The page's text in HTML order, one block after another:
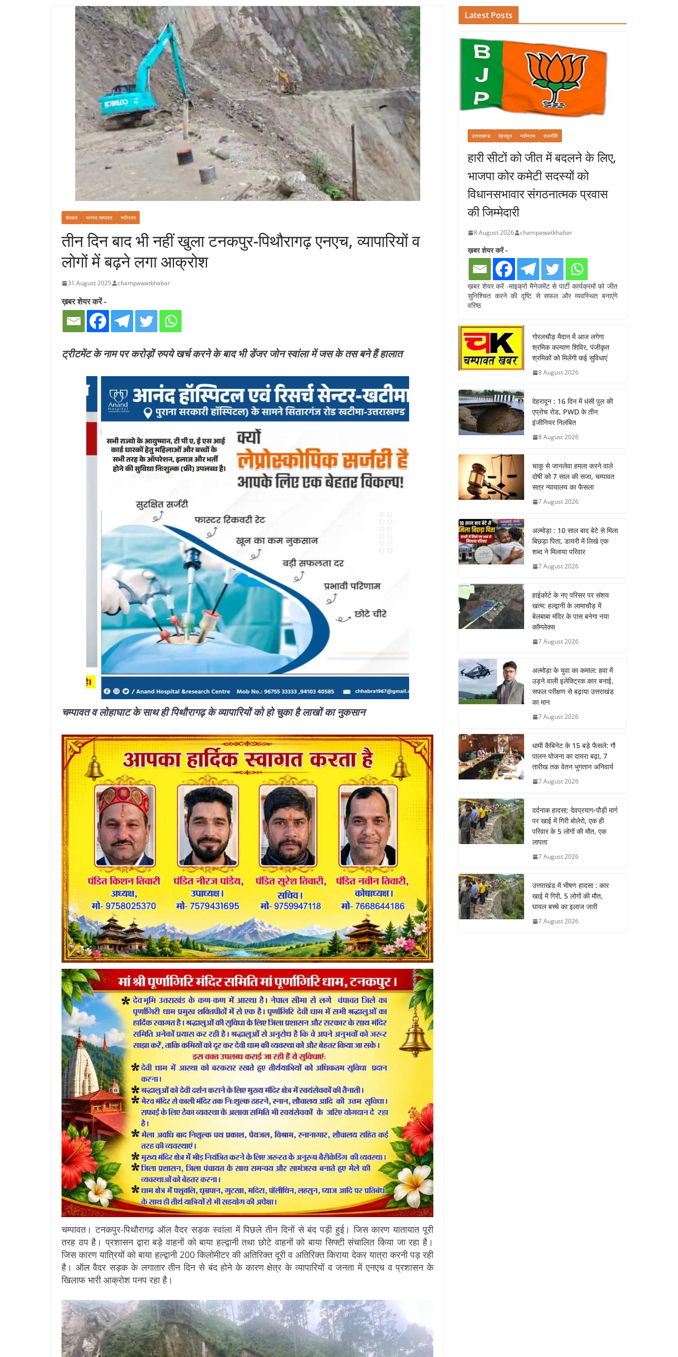
चंपावत जनपद चम्पावत नवीनतम
तीन दिन बाद भी नहीं खुला टनकपुर-पिथौरागढ़ एनएच, व्यापारियों व
लोगों में बढ़ने लगा आक्रोश
31 August 2025 champawatkhabar
ख़बर शेयर करें -
ट्रीटमेंट के नाम पर करोड़ों रुपये खर्च करने के बाद भी डेंजर जोन स्वांला में जस के तस बने हैं हालात
चम्पावत व लोहाघाट के साथ ही पिथौरागढ़ के व्यापारियों को हो चुका है लाखों का नुकसान
चम्पावत। टनकपुर-पिथौरागढ़ ऑल वैदर सड़क स्वांला में पिछले तीन दिनों से बंद पड़ी हुई। जिस कारण यातायात पूरी
तरह ठप है। प्रशासन द्वारा बड़े वाहनों को बाया हल्द्वानी तथा छोटे वाहनों को बाया सिफ्टी संचालित किया जा रहा है।
जिस कारण यात्रियों को बाया हल्द्वानी 200 किलोमीटर की अतिरिक्त दूरी व अतिरिक्त किराया देकर यात्रा करनी पड़ रही
है। ऑल वैदर सड़क के लगातार तीन दिन से बंद होने के कारण क्षेत्र के व्यापारियों व जनता में एनएच व प्रशासन के
खिलाफ भारी आक्रोश पनप रहा है।
Latest Posts
उत्तराखण्ड देहरादून नवीनतम राजनीति
हारी सीटों को जीत में बदलने के लिए,
भाजपा कोर कमेटी सदस्यों को
विधानसभावार संगठनात्मक प्रवास
की जिम्मेदारी
8 August 2026 champawatkhabar
ख़बर शेयर करें -
ख़बर शेयर करें -माइक्रो मैनेजमेंट से पार्टी कार्यक्रमों को जीत
सुनिश्चित करने की दृष्टि से सफल और व्यवस्थित बनाएंगे
वरिष्ठ
गोरलचौड़ मैदान में आज लगेगा
श्रमिक कल्याण शिविर, पंजीकृत
श्रमिकों को मिलेंगी कई सुविधाएं
8 August 2026
देहरादून : 16 दिन में धंसी पुल की
एप्रोच रोड, PWD के तीन
इंजीनियर निलंबित
8 August 2026
चाकू से जानलेवा हमला करने वाले
दोषी को 7 साल की सजा, चम्पावत
सत्र न्यायालय का फैसला
7 August 2026
अल्मोड़ा : 10 साल बाद बेटे से मिला
बिछड़ा पिता, डायरी में लिखे एक
शब्द ने मिलाया परिवार
7 August 2026
हाईकोर्ट के नए परिसर पर संशय
खत्म: हल्द्वानी के लामाचौड़ में
बेलबाबा मंदिर के पास बनेगा नया
कॉम्प्लेक्स
7 August 2026
अल्मोड़ा के युवा का कमाल: हवा में
उड़ने वाली इलेक्ट्रिक कार बनाई,
सफल परीक्षण से बढ़ाया उत्तराखंड
का मान
7 August 2026
धामी कैबिनेट के 15 बड़े फैसले: गौ
पालन योजना का दायरा बढ़ा, 7
तारीख तक वेतन भुगतान अनिवार्य
7 August 2026
दर्दनाक हादसा: देवप्रयाग-पौड़ी मार्ग
पर खाई में गिरी बोलेरो, एक ही
परिवार के 5 लोगों की मौत, एक
लापता
7 August 2026
उत्तराखंड में भीषण हादसा : कार
खाई में गिरी, 5 लोगों की मौत,
घायल बच्चे का इलाज जारी
7 August 2026